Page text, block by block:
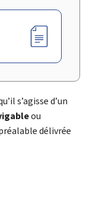
s’agisse d’un
ou
délivrée